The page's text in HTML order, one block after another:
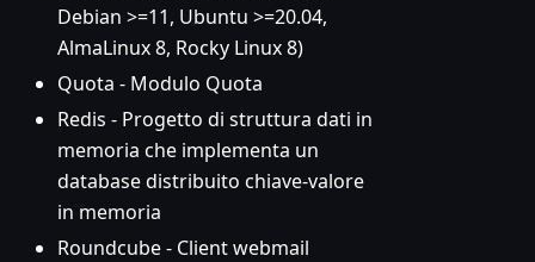
Debian >=11, Ubuntu >=20.04,
AlmaLinux 8, Rocky Linux 8)
Quota - Modulo Quota
Redis - Progetto di struttura dati in
memoria che implementa un
database distribuito chiave-valore
in memoria
Roundcube - Client webmail